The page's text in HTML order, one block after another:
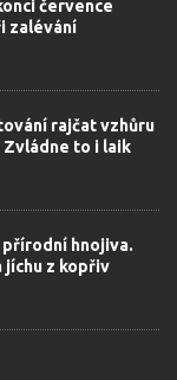
července
zalévání
rajčat vzhůru
Zvládne to i laik
hnojiva.
jíchu z kopřiv